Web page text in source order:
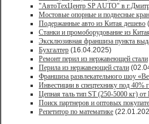
"АвтоТехЦентр SP AUTO" в
Мостовые опорные и подвесные
Подержанные авто из Китая дешево
Станки и промоборудование из
Эксклюзивная франшиза пункта
Бухгалтер (16.04.2025)
Ремонт перил из нержавеющей стали
Перила из нержавеющей стали
Франшиза развлекательного шоу
Инвестиции в спецтехнику под 40%
Цепная таль тип ST (250-5000 кг)
Поиск партнеров и оптовых
Репетитор по математике